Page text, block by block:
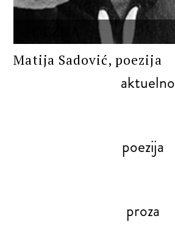
Matija Sadović, poezija
aktuelno
poezija
proza